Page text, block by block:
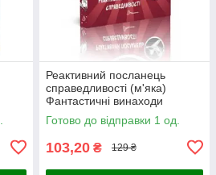
Реактивний посланець
справедливості (м'яка)
Фантастичні винаходи
Готово до відправки 1 од.
103,20 ₴ 129 ₴